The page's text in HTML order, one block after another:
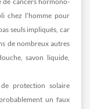
chez l’homme pour
seuls impliqués, car
de nombreux autres
savon liquide,
protection solaire
un faux